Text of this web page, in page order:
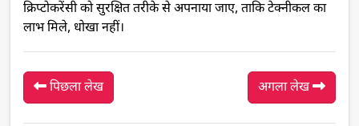
क्रिप्टोकरेंसी को सुरक्षित तरीके से अपनाया जाए, ताकि टेक्नीकल का
लाभ मिले, धोखा नहीं।
पिछला लेख अगला लेख